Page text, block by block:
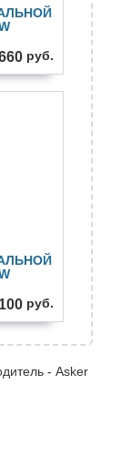
руб.
руб.
- Asker